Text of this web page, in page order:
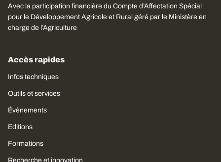
Avec la participation financière du Compte d’Affectation Spécial
pour le Développement Agricole et Rural géré par le Ministère en
charge de l’Agriculture
Accès rapides
Infos techniques
Outils et services
Évènements
Editions
Formations
Recherche et innovation